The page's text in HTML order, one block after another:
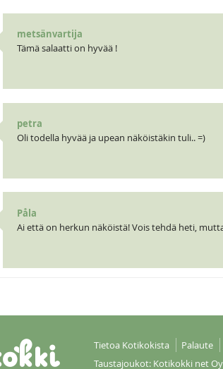
metsänvartija
Tämä salaatti on hyvää !
petra
Oli todella hyvää ja upean näköistäkin tuli.. =)
Påla
Ai että on herkun näköistä! Vois tehdä heti,
Tietoa Kotikokista Palaute
Taustajoukot: Kotikokki net Oy